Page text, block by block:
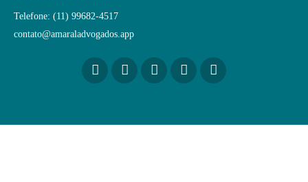
Telefone: (11) 99682-4517
contato@amaraladvogados.app